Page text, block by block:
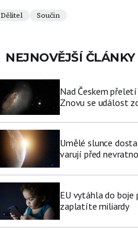
Dělitel Součin
NEJNOVĚJŠÍ ČLÁNKY
Nad Českem
Znovu se událost
Umělé slunce
varují před
EU vytáhla do
zaplatíte miliardy